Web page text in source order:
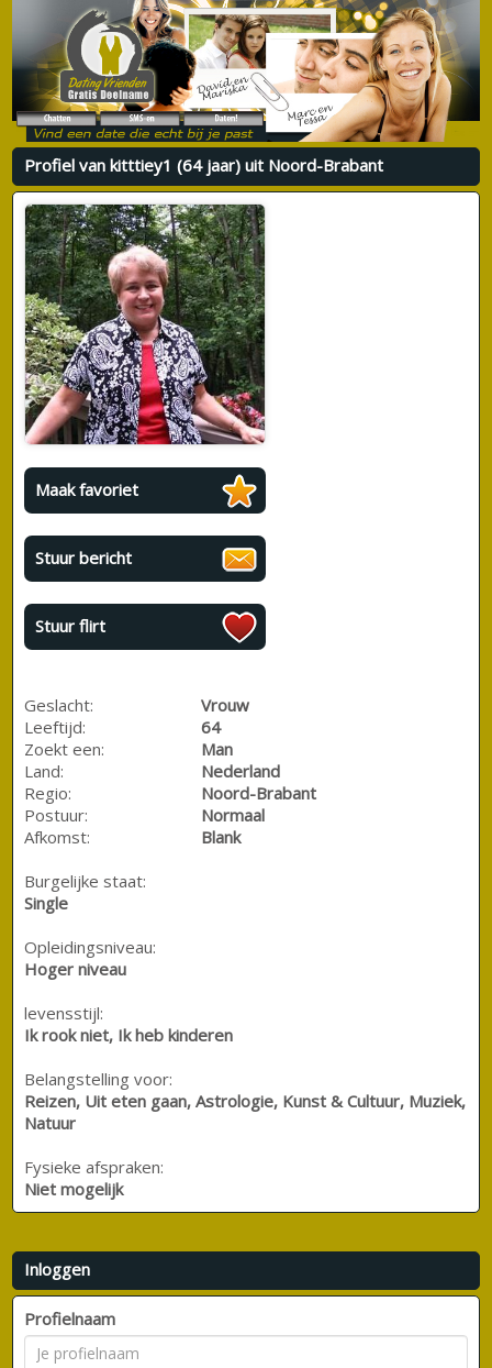
Profiel van kitttiey1 (64 jaar) uit Noord-Brabant
Maak favoriet
Stuur bericht
Stuur flirt
Geslacht:
Vrouw
Leeftijd:
64
Zoekt een:
Man
Land:
Nederland
Regio:
Noord-Brabant
Postuur:
Normaal
Afkomst:
Blank
Burgelijke staat:
Single
Opleidingsniveau:
Hoger niveau
levensstijl:
Ik rook niet, Ik heb kinderen
Belangstelling voor:
Reizen, Uit eten gaan, Astrologie, Kunst & Cultuur, Muziek,
Natuur
Fysieke afspraken:
Niet mogelijk
Inloggen
Profielnaam